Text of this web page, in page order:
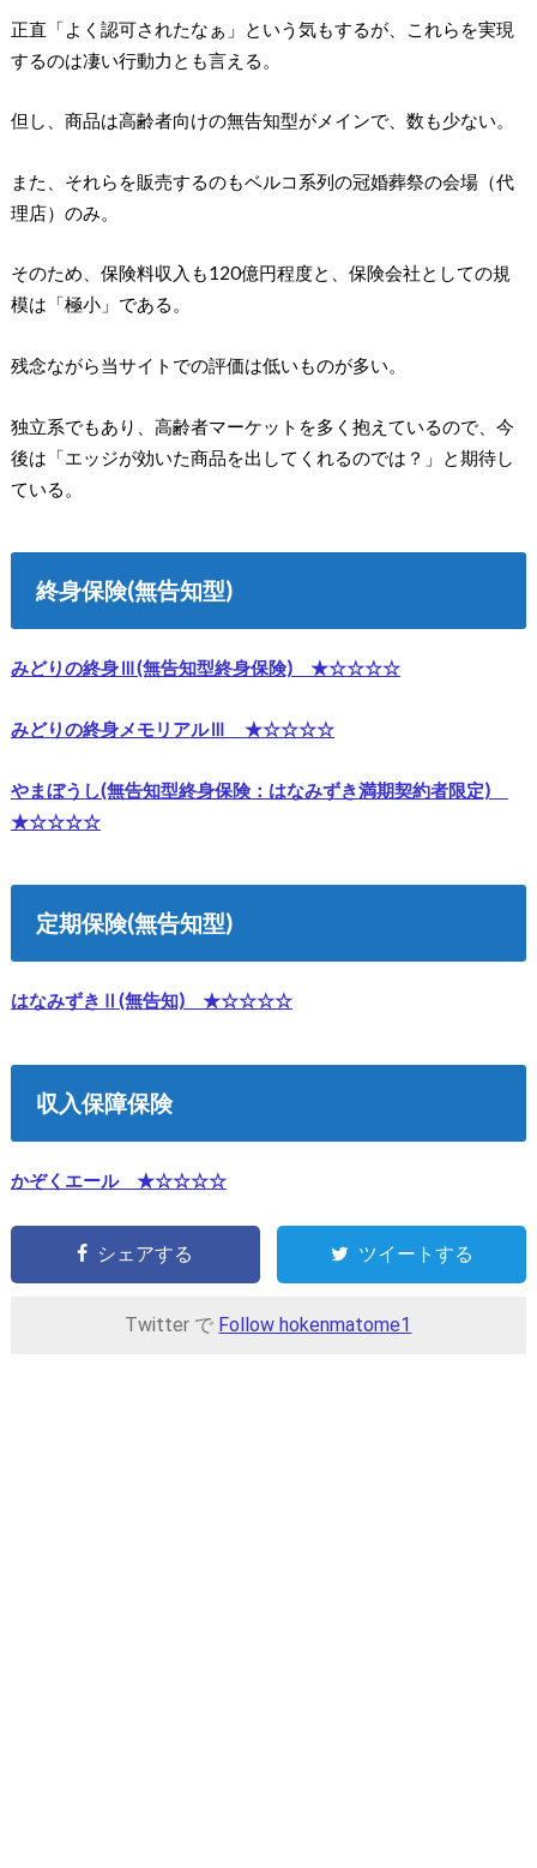
正直「よく認可されたなぁ」という気もするが、これらを実現
するのは凄い行動力とも言える。
但し、商品は高齢者向けの無告知型がメインで、数も少ない。
また、それらを販売するのもベルコ系列の冠婚葬祭の会場（代
理店）のみ。
そのため、保険料収入も120億円程度と、保険会社としての規
模は「極小」である。
残念ながら当サイトでの評価は低いものが多い。
独立系でもあり、高齢者マーケットを多く抱えているので、今
後は「エッジが効いた商品を出してくれるのでは？」と期待し
ている。
終身保険(無告知型)
みどりの終身Ⅲ(無告知型終身保険) ★☆☆☆☆
みどりの終身メモリアルⅢ ★☆☆☆☆
やまぼうし(無告知型終身保険：はなみずき満期契約者限定)
★☆☆☆☆
定期保険(無告知型)
はなみずきⅡ(無告知) ★☆☆☆☆
収入保障保険
かぞくエール ★☆☆☆☆
シェアする ツイートする
Twitter で Follow hokenmatome1